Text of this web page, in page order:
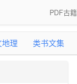
PDF古籍
理 类书文集